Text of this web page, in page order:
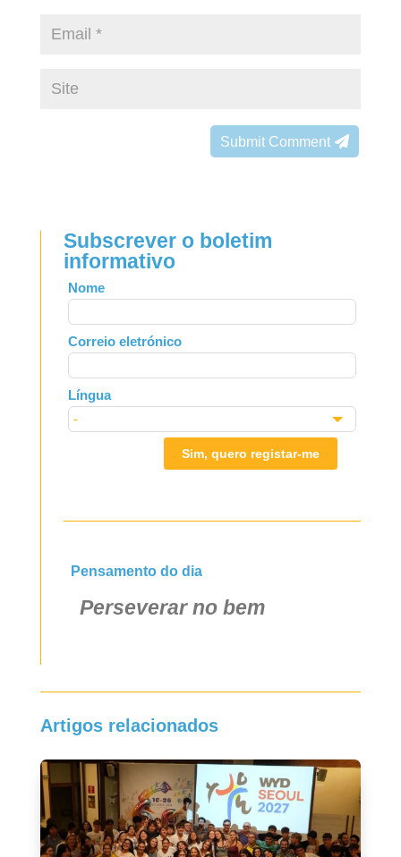
Submit Comment
Subscrever o boletim
informativo
Leave
this
field
blank
Nome
Correio eletrónico
Língua
Sim, quero registar-me
Pensamento do dia
Perseverar no bem
Artigos relacionados